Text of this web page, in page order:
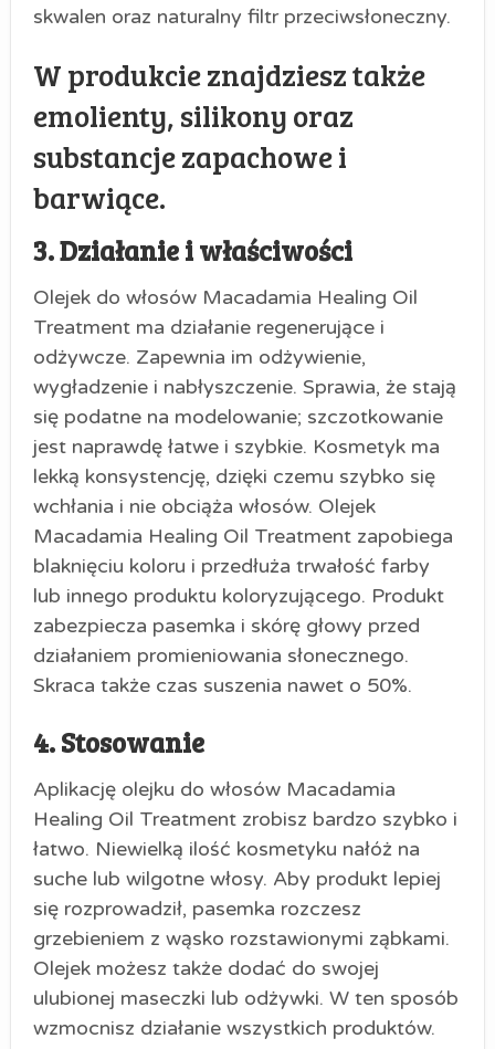
skwalen oraz naturalny filtr przeciwsłoneczny.
W produkcie znajdziesz także
emolienty, silikony oraz
substancje zapachowe i
barwiące.
3. Działanie i właściwości
Olejek do włosów Macadamia Healing Oil
Treatment ma działanie regenerujące i
odżywcze. Zapewnia im odżywienie,
wygładzenie i nabłyszczenie. Sprawia, że stają
się podatne na modelowanie; szczotkowanie
jest naprawdę łatwe i szybkie. Kosmetyk ma
lekką konsystencję, dzięki czemu szybko się
wchłania i nie obciąża włosów. Olejek
Macadamia Healing Oil Treatment zapobiega
blaknięciu koloru i przedłuża trwałość farby
lub innego produktu koloryzującego. Produkt
zabezpiecza pasemka i skórę głowy przed
działaniem promieniowania słonecznego.
Skraca także czas suszenia nawet o 50%.
4. Stosowanie
Aplikację olejku do włosów Macadamia
Healing Oil Treatment zrobisz bardzo szybko i
łatwo. Niewielką ilość kosmetyku nałóż na
suche lub wilgotne włosy. Aby produkt lepiej
się rozprowadził, pasemka rozczesz
grzebieniem z wąsko rozstawionymi ząbkami.
Olejek możesz także dodać do swojej
ulubionej maseczki lub odżywki. W ten sposób
wzmocnisz działanie wszystkich produktów.